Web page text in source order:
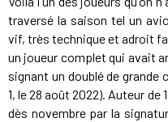
traversé la saison tel un
vif, très technique et adroit
un joueur complet qui avait
signant un doublé de grande
1, le 28 août 2022). Auteur
dès novembre par la